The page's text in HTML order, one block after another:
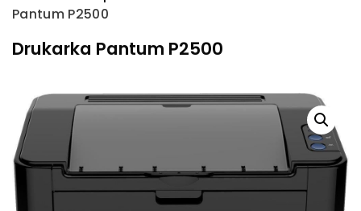
Pantum P2500
Drukarka Pantum P2500